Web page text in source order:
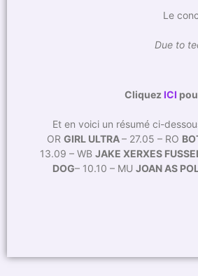
Le
Due to
CliquezICI
Et en voici un résumé ci-
OR GIRL ULTRA– 27.05 – RO
13.09 – WBJAKE XERXES
DOG– 10.10 – MU JOAN AS